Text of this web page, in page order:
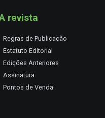
revista
Regras de Publicação
Estatuto Editorial
Edições Anteriores
Assinatura
Pontos de Venda